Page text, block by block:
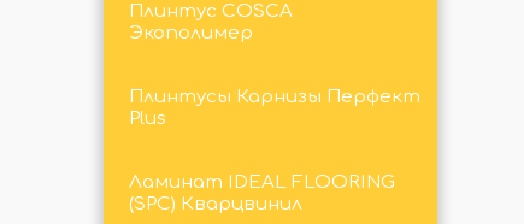
Плинтус COSCA
Экополимер
Плинтусы Карнизы Перфект
Plus
Ламинат IDEAL FLOORING
(SPC) Кварцвинил